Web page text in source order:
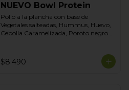
NUEVO Bowl Protein
Pollo a la plancha con base de
Vegetales salteadas, Hummus, Huevo,
Cebolla Caramelizada, Poroto negro.
$8.490